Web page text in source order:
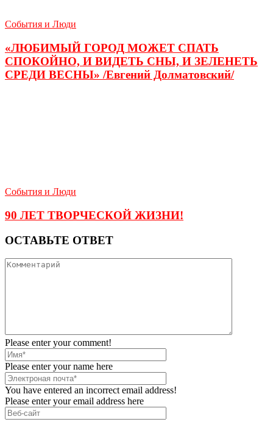
События и Люди
«ЛЮБИМЫЙ ГОРОД МОЖЕТ СПАТЬ
СПОКОЙНО, И ВИДЕТЬ СНЫ, И ЗЕЛЕНЕТЬ
СРЕДИ ВЕСНЫ» /Евгений Долматовский/
События и Люди
90 ЛЕТ ТВОРЧЕСКОЙ ЖИЗНИ!
ОСТАВЬТЕ ОТВЕТ
Please enter your comment!
Please enter your name here
You have entered an incorrect email address!
Please enter your email address here